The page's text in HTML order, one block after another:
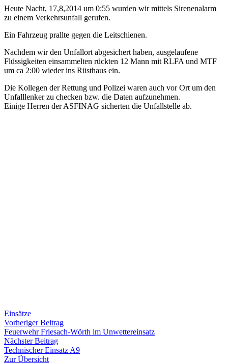
Heute Nacht, 17,8,2014 um 0:55 wurden wir mittels Sirenenalarm
zu einem Verkehrsunfall gerufen.
Ein Fahrzeug prallte gegen die Leitschienen.
Nachdem wir den Unfallort abgesichert haben, ausgelaufene
Flüssigkeiten einsammelten rückten 12 Mann mit RLFA und MTF
um ca 2:00 wieder ins Rüsthaus ein.
Die Kollegen der Rettung und Polizei waren auch vor Ort um den
Unfalllenker zu checken bzw. die Daten aufzunehmen.
Einige Herren der ASFINAG sicherten die Unfallstelle ab.
Einsätze
Beitragsnavigation
Vorheriger BeitragVorheriger
Beitrag:
Feuerwehr Friesach-Wörth im Unwettereinsatz
Nächster BeitragNächster
Beitrag:
Technischer Einsatz A9
Zur Übersicht